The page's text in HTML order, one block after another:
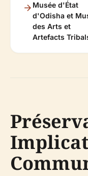
Musée d'État
d'Odisha et
des Arts et
Artefacts